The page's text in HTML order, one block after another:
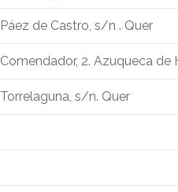
Páez de Castro, s/n . Quer
Comendador, 2. Azuqueca de
Torrelaguna, s/n. Quer